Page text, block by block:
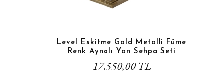
Level Eskitme Gold Metalli Füme
Renk Aynalı Yan Sehpa Seti
17.550,00 TL